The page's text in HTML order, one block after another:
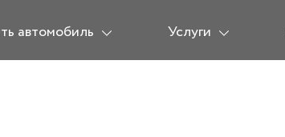
автомобиль Услуги